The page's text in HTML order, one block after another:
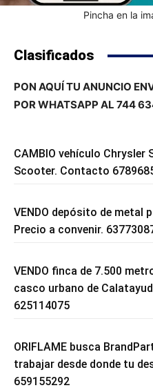
Pincha en la
Clasificados
PON AQUÍ TU ANUNCIO
POR WHATSAPP AL 744
CAMBIO vehículo
Scooter. Contacto
VENDO depósito de metal
Precio a convenir.
VENDO finca de 7.500
casco urbano de
625114075
ORIFLAME busca
trabajar desde donde tu
659155292